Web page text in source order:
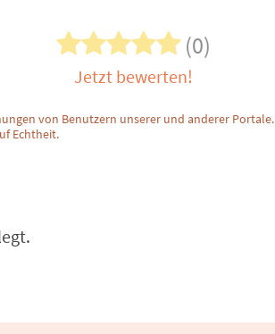
(0)
Jetzt bewerten!
von Benutzern unserer und anderer Portale.
Echtheit.